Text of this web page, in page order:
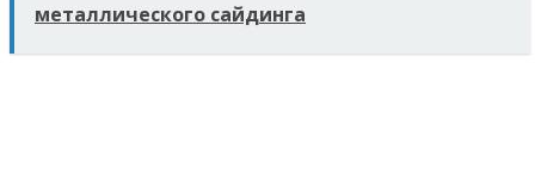
металлического сайдинга